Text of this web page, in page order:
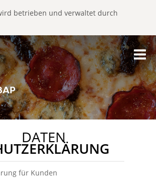
betrieben und verwaltet durch
DATEN
für Kunden